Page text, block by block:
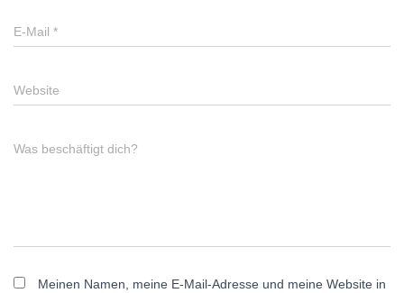
E-Mail *
Website
Was beschäftigt dich?
Meinen Namen, meine E-Mail-Adresse und meine Website in